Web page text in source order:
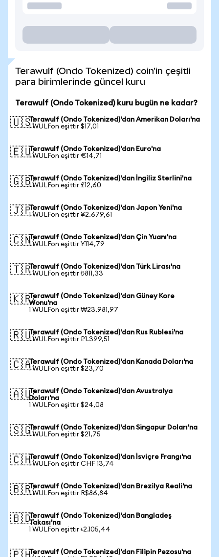
Terawulf (Ondo Tokenized) coin'in çeşitli
para birimlerinde güncel kuru
Terawulf (Ondo Tokenized) kuru bugün ne kadar?
🇺🇸Terawulf (Ondo Tokenized)'dan Amerikan Doları'na
1 WULFon eşittir $17,01
🇪🇺Terawulf (Ondo Tokenized)'dan Euro'na
1 WULFon eşittir €14,71
🇬🇧Terawulf (Ondo Tokenized)'dan İngiliz Sterlini'na
1 WULFon eşittir £12,60
🇯🇵Terawulf (Ondo Tokenized)'dan Japon Yeni'na
1 WULFon eşittir ¥2.679,61
🇨🇳Terawulf (Ondo Tokenized)'dan Çin Yuanı'na
1 WULFon eşittir ¥114,79
🇹🇷Terawulf (Ondo Tokenized)'dan Türk Lirası'na
1 WULFon eşittir ₺811,33
🇰🇷Terawulf (Ondo Tokenized)'dan Güney Kore
Wonu'na
1 WULFon eşittir ₩23.981,97
🇷🇺Terawulf (Ondo Tokenized)'dan Rus Rublesi'na
1 WULFon eşittir ₽1.399,51
🇨🇦Terawulf (Ondo Tokenized)'dan Kanada Doları'na
1 WULFon eşittir $23,70
🇦🇺Terawulf (Ondo Tokenized)'dan Avustralya
Doları'na
1 WULFon eşittir $24,08
🇸🇬Terawulf (Ondo Tokenized)'dan Singapur Doları'na
1 WULFon eşittir $21,75
🇨🇭Terawulf (Ondo Tokenized)'dan İsviçre Frangı'na
1 WULFon eşittir CHF 13,74
🇧🇷Terawulf (Ondo Tokenized)'dan Brezilya Reali'na
1 WULFon eşittir R$86,84
🇧🇩Terawulf (Ondo Tokenized)'dan Bangladeş
Takası'na
1 WULFon eşittir ৳2.105,44
Terawulf (Ondo Tokenized)'dan Filipin Pezosu'na